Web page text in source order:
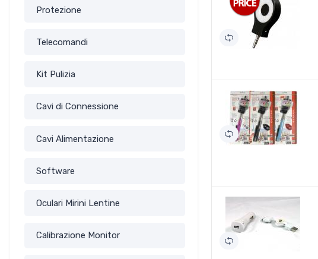
Protezione
Telecomandi
Kit Pulizia
Cavi di Connessione
Cavi Alimentazione
Software
Oculari Mirini Lentine
Calibrazione Monitor